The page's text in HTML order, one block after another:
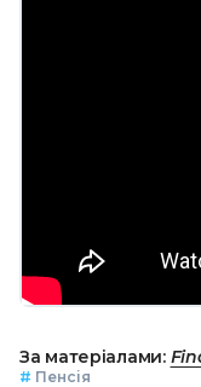
За матеріалами:
# Пенсія